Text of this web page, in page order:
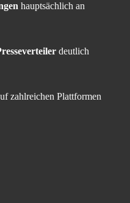
hauptsächlich an
deutlich
zahlreichen Plattformen